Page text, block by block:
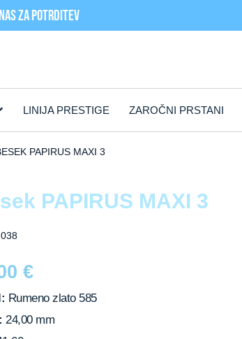
za POTRDITEV
LINIJA PRESTIGE ZAROČNI PRSTANI
PAPIRUS MAXI 3
PAPIRUS MAXI 3
€
Rumeno zlato 585
24,00 mm